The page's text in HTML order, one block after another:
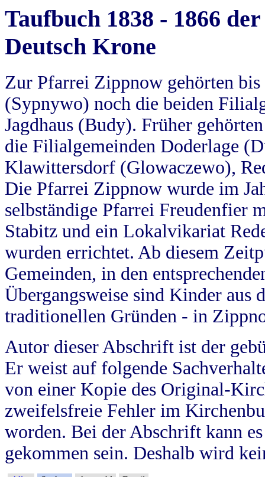
Taufbuch 1838 - 1866
Deutsch Krone
Zur Pfarrei Zippnow gehörten
(Sypnywo) noch die beiden
Jagdhaus (Budy). Früher
die Filialgemeinden Doderlage
Klawittersdorf (Glowaczewo),
Die Pfarrei Zippnow wurde im
selbständige Pfarrei Freudenfier
Stabitz und ein Lokalvikariat
wurden errichtet. Ab diesem
Gemeinden, in den
Übergangsweise sind Kinder aus
traditionellen Gründen - in
Autor dieser Abschrift ist der
Er weist auf folgende
von einer Kopie des Original-
zweifelsfreie Fehler im
worden. Bei der Abschrift kann
gekommen sein. Deshalb wird